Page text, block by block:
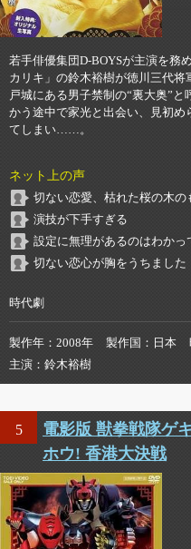
若手俳優集団D-BOYSが主演を務
カリキ」の鈴木裕樹が徳川三代
戸城にある男子禁制の“裏大奥”
かう途中で家光と出会い、見初め
てしまい……。
ネット上の声
切ない恋愛、枯れた桜の木の
演技が下手すぎる
設定に無理があるのはわか
切ない恋心が胸をうちました
時代劇
製作年 2008年 製作国 日本
主演
鈴木裕樹
5
電影版 獣拳戦隊ゲ
ホウ! 香港大決戦